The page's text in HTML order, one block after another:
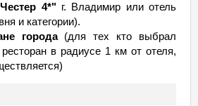
4*"г. Владимир или отель
и категории).
города(для тех кто выбрал
в радиусе 1 км от отеля,